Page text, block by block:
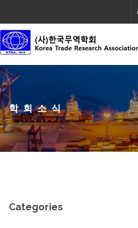
학회소식
Categories